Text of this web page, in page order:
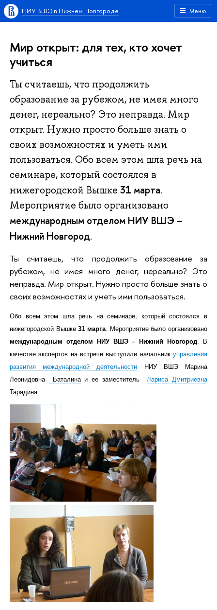
Меню
НИУ ВШЭ в Нижнем Новгороде
Мир открыт: для тех, кто хочет
учиться
Ты считаешь, что продолжить
образование за рубежом, не имея много
денег, нереально? Это неправда. Мир
открыт. Нужно просто больше знать о
своих возможностях и уметь ими
пользоваться. Обо всем этом шла речь на
семинаре, который состоялся в
нижегородской Вышке 31 марта.
Мероприятие было организовано
международным отделом НИУ ВШЭ –
Нижний Новгород.
Ты считаешь, что продолжить образование за
рубежом, не имея много денег, нереально? Это
неправда. Мир открыт. Нужно просто больше знать о
своих возможностях и уметь ими пользоваться.
Обо всем этом шла речь на семинаре, который состоялся в
нижегородской Вышке31 марта. Мероприятие было организовано
международным отделом НИУ ВШЭ – Нижний Новгород. В
качестве экспертов на встрече выступили начальник управления
развития международной деятельности НИУ ВШЭ Марина
Леонидовна
Баталинаи ее заместительЛариса Дмитриевна
Тарадина.